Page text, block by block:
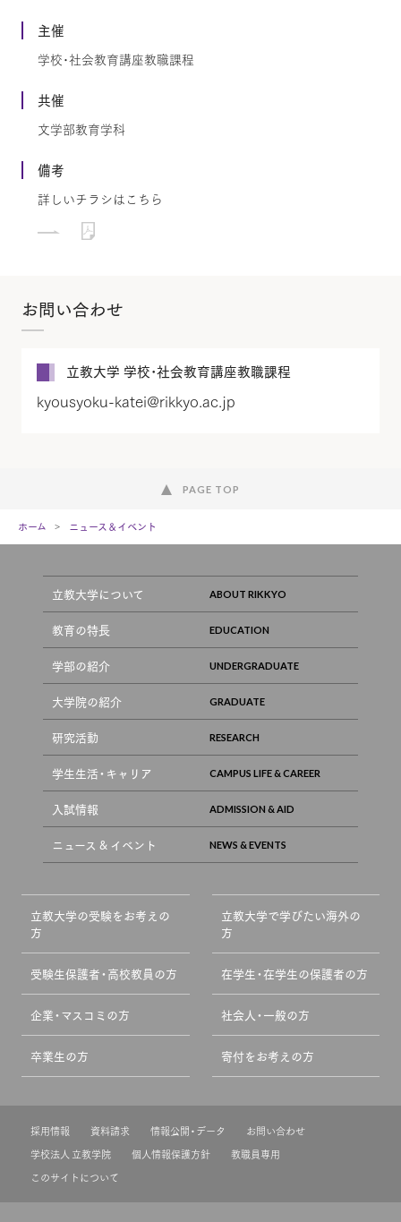
主催
学校･社会教育講座教職課程
共催
文学部教育学科
備考
詳しいチラシはこちら
お問い合わせ
立教大学 学校･社会教育講座教職課程
kyousyoku-katei@rikkyo.ac.jp
PAGE TOP
ホーム ニュース＆イベント
立教大学について
教育の特長
学部の紹介
大学院の紹介
研究活動
学生生活・キャリア
入試情報
ニュース & イベント
立教大学の受験をお考えの
方
立教大学で学びたい海外の
方
受験生保護者・高校教員の方 在学生・在学生の保護者の方
企業・マスコミの方 社会人・一般の方
卒業生の方 寄付をお考えの方
採用情報 資料請求 情報公開・データ
お問い合わせ
学校法人 立教学院
個人情報保護方針
教職員専用
このサイトについて